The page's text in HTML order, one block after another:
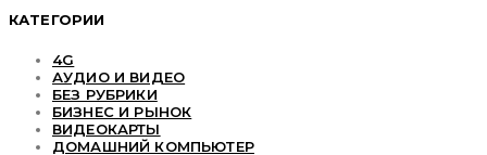
КАТЕГОРИИ
4G
АУДИО И ВИДЕО
БЕЗ РУБРИКИ
БИЗНЕС И РЫНОК
ВИДЕОКАРТЫ
ДОМАШНИЙ КОМПЬЮТЕР